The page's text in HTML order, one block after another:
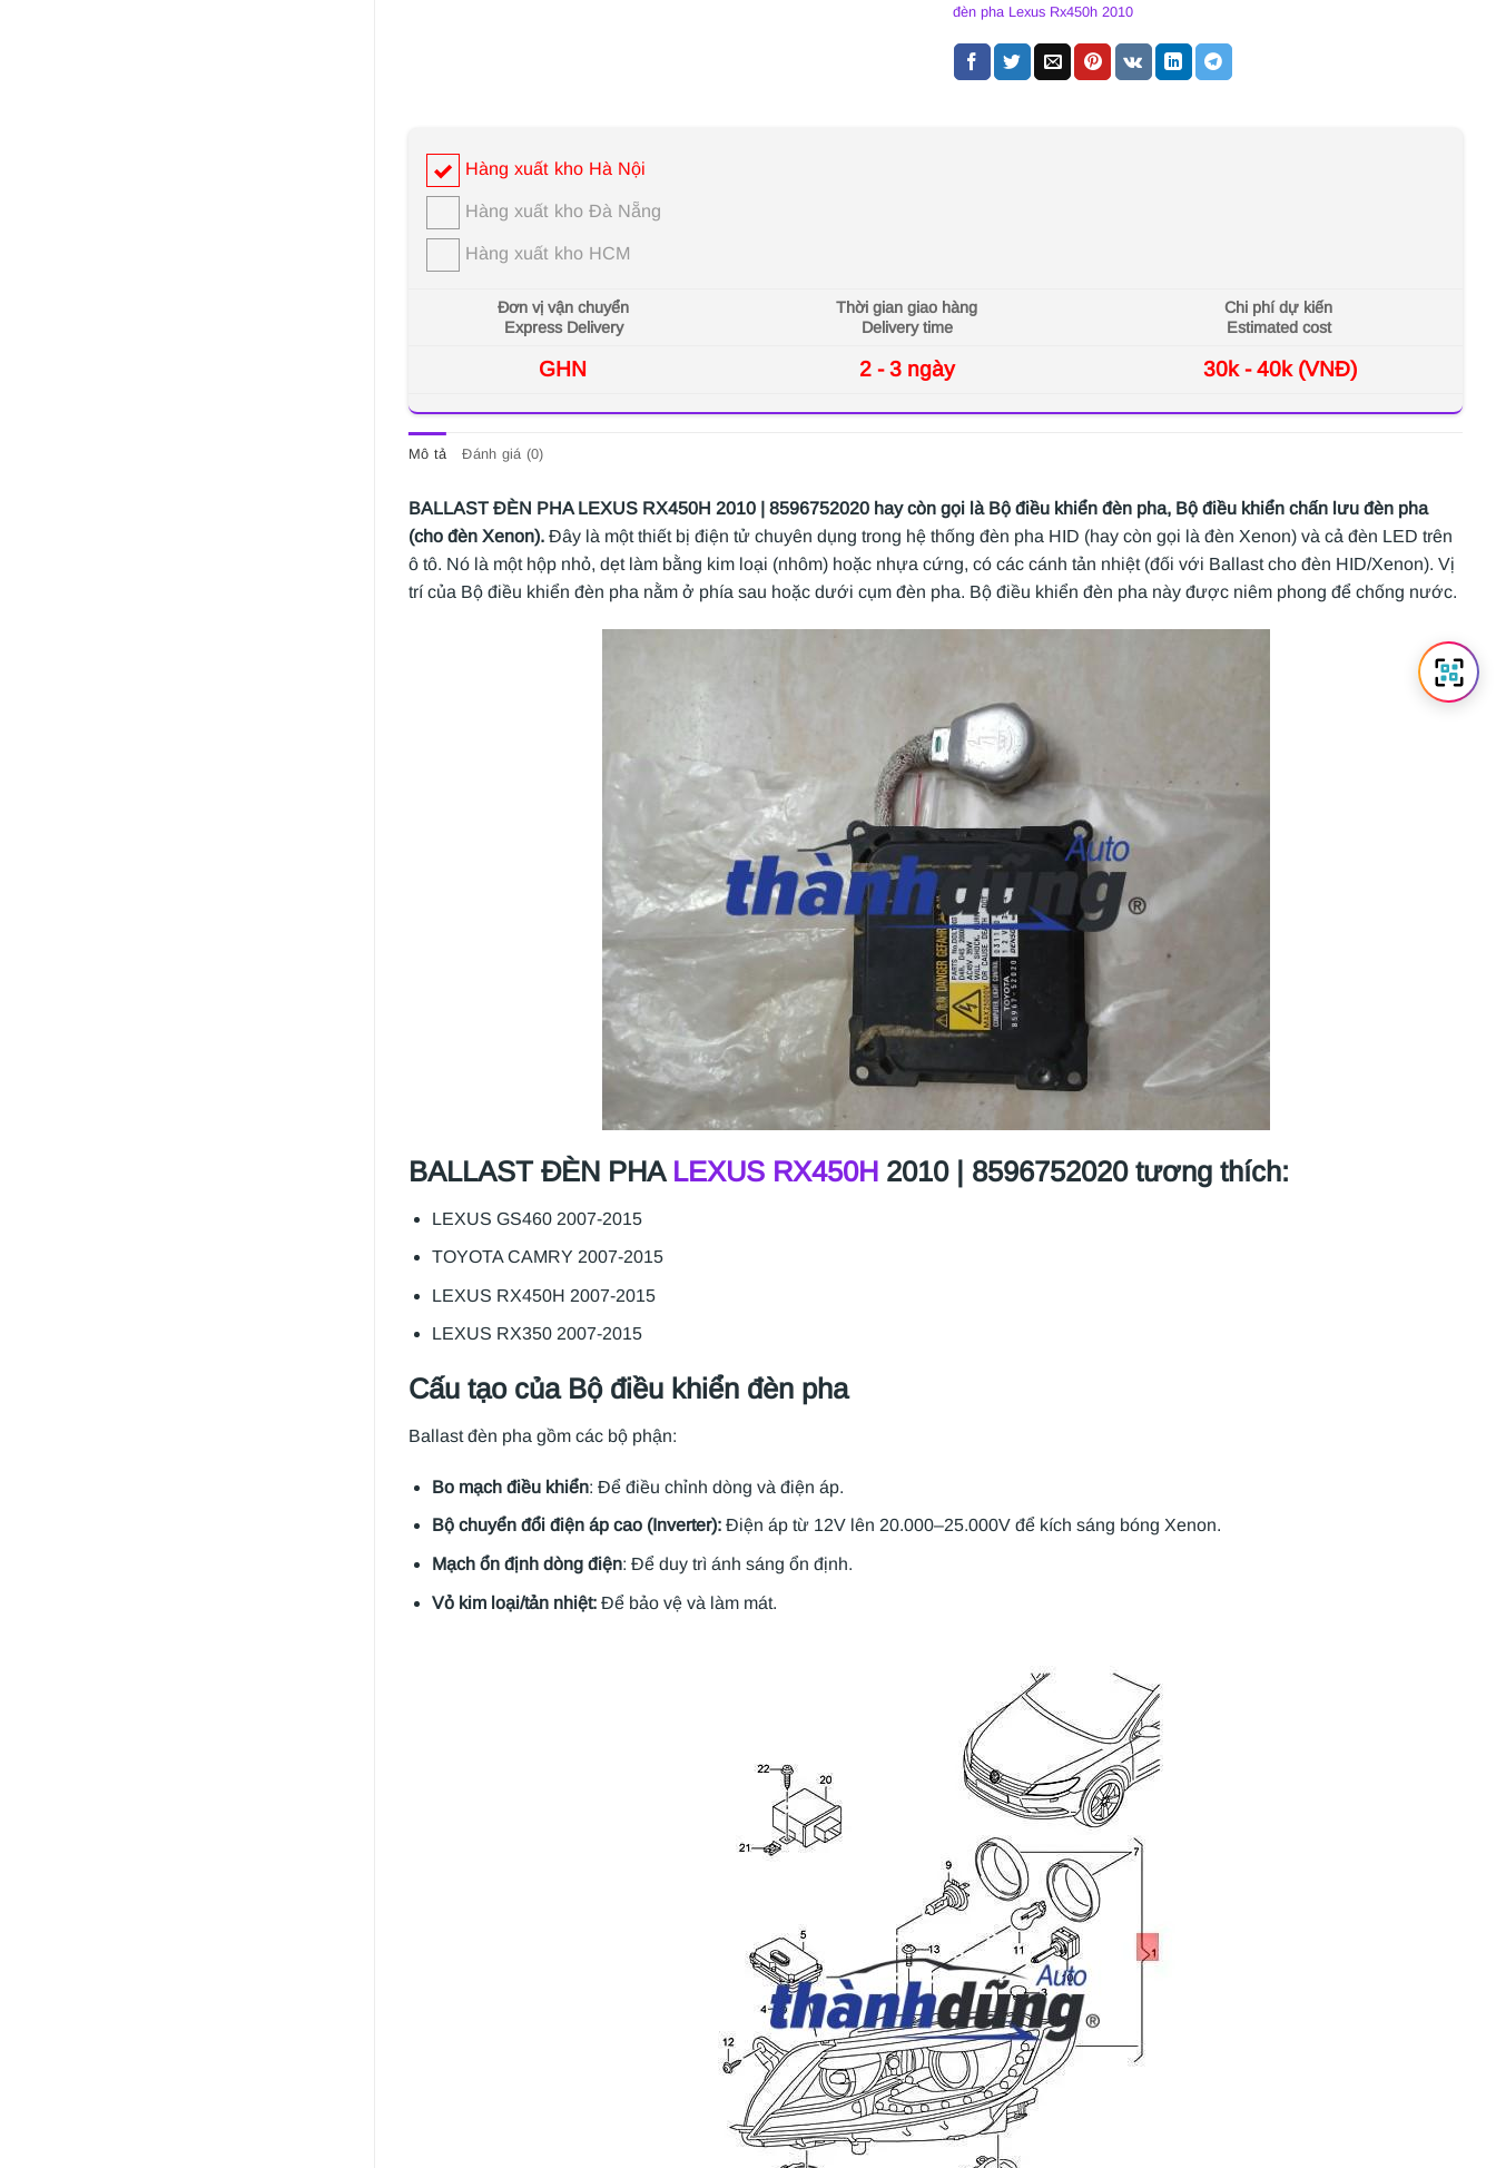
đèn pha Lexus Rx450h 2010
Hàng xuất kho Hà Nội
Hàng xuất kho Đà Nẵng
Hàng xuất kho HCM
Đơn vị vận chuyển
Express Delivery
Thời gian giao hàng
Delivery time
Chi phí dự kiến
Estimated cost
GHN 2 - 3 ngày 30k - 40k (VNĐ)
Mô tả Đánh giá (0)
BALLAST ĐÈN PHA LEXUS RX450H 2010 | 8596752020 hay còn gọi là Bộ điều khiển đèn pha, Bộ điều khiển chấn lưu đèn pha
(cho đèn Xenon). Đây là một thiết bị điện tử chuyên dụng trong hệ thống đèn pha HID (hay còn gọi là đèn Xenon) và cả đèn LED trên
ô tô. Nó là một hộp nhỏ, dẹt làm bằng kim loại (nhôm) hoặc nhựa cứng, có các cánh tản nhiệt (đối với Ballast cho đèn HID/Xenon). Vị
trí của Bộ điều khiển đèn pha nằm ở phía sau hoặc dưới cụm đèn pha. Bộ điều khiển đèn pha này được niêm phong để chống nước.
BALLAST ĐÈN PHA LEXUS RX450H 2010 | 8596752020 tương thích:
LEXUS GS460 2007-2015
TOYOTA CAMRY 2007-2015
LEXUS RX450H 2007-2015
LEXUS RX350 2007-2015
Cấu tạo của Bộ điều khiển đèn pha
Ballast đèn pha gồm các bộ phận:
Bo mạch điều khiển: Để điều chỉnh dòng và điện áp.
Bộ chuyển đổi điện áp cao (Inverter):Điện áp từ 12V lên 20.000–25.000V để kích sáng bóng Xenon.
Mạch ổn định dòng điện: Để duy trì ánh sáng ổn định.
Vỏ kim loại/tản nhiệt:Để bảo vệ và làm mát.